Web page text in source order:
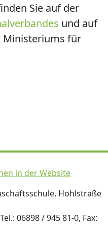
Sie auf der
und auf
Ministeriums für
in der Website
Hohlstraße
06898 / 945 81-0, Fax: